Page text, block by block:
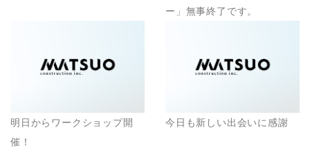
ー」無事終了です。
明日からワークショップ開
催！
今日も新しい出会いに感謝